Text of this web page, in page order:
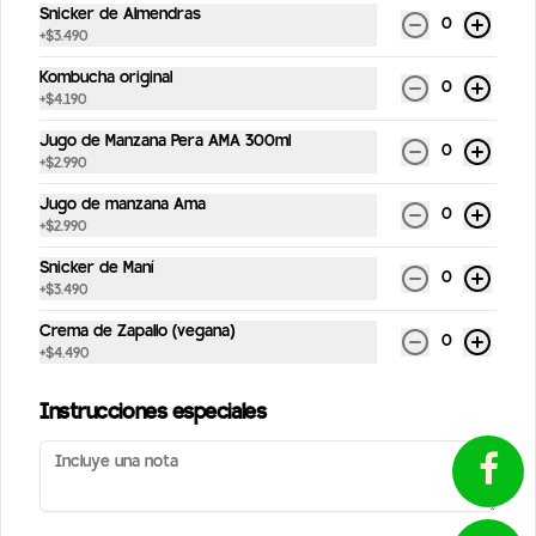
¿Tienes alguna sugerencia?
Conócenos
Términos y condiciones
Política de privacidad
Redes sociales
Instagram
Facebook
Mi cuenta
Pedir
Iniciar sesión
Snicker de Almendras
+$3.490
0
Kombucha original
+$4.190
0
Jugo de Manzana Pera AMA 300ml
+$2.990
0
Jugo de manzana Ama
+$2.990
0
Snicker de Maní
+$3.490
0
Crema de Zapallo (vegana)
+$4.490
0
Instrucciones especiales